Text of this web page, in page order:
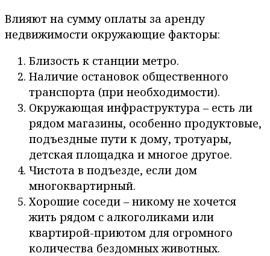
Влияют на сумму оплаты за аренду
недвижимости окружающие факторы:
Близость к станции метро.
Наличие остановок общественного
транспорта (при необходимости).
Окружающая инфраструктура – есть ли
рядом магазины, особенно продуктовые,
подъездные пути к дому, тротуары,
детская площадка и многое другое.
Чистота в подъезде, если дом
многоквартирный.
Хорошие соседи – никому не хочется
жить рядом с алкоголиками или
квартирой-приютом для огромного
количества бездомных животных.